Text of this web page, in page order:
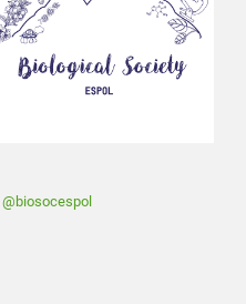
@biosocespol